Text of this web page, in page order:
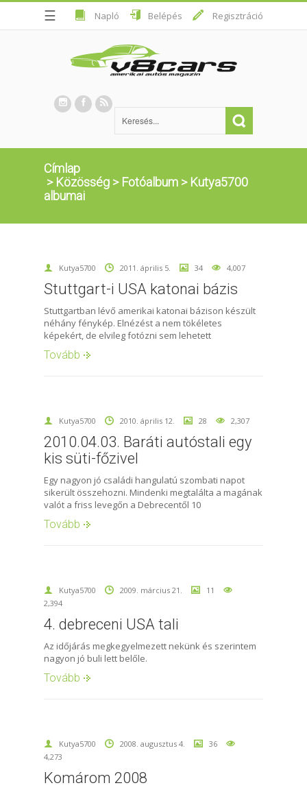
☰ Napló Belépés Regisztráció
Címlap
> Közösség > Fotóalbum > Kutya5700
albumai
Kutya5700 2011. április 5. 34 4,007
Stuttgart-i USA katonai bázis
Stuttgartban lévő amerikai katonai bázison készült
néhány fénykép. Elnézést a nem tökéletes
képekért, de elvileg fotózni sem lehetett
Tovább
Kutya5700 2010. április 12. 28 2,307
2010.04.03. Baráti autóstali egy
kis süti-főzivel
Egy nagyon jó családi hangulatú szombati napot
sikerült összehozni. Mindenki megtalálta a magának
valót a friss levegőn a Debrecentől 10
Tovább
Kutya5700 2009. március 21.
11
2,394
4. debreceni USA tali
Az időjárás megkegyelmezett nekünk és szerintem
nagyon jó buli lett belőle.
Tovább
Kutya5700 2008. augusztus 4.
36
4,273
Komárom 2008